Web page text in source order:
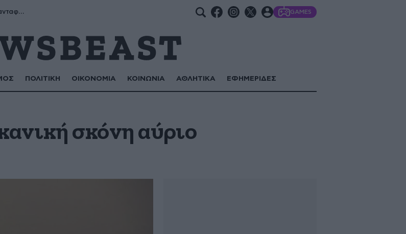
Μύρων, Τριαντάφυλλος, Τριανταφυλλιά, Φυλλιώ, Ρόζα GAMES
ΠΟΛΙΤΙΚΗ ΟΙΚΟΝΟΜΙΑ ΚΟΙΝΩΝΙΑ ΑΘΛΗΤΙΚΑ ΕΦΗΜΕΡΙΔΕΣ
σκόνη αύριο